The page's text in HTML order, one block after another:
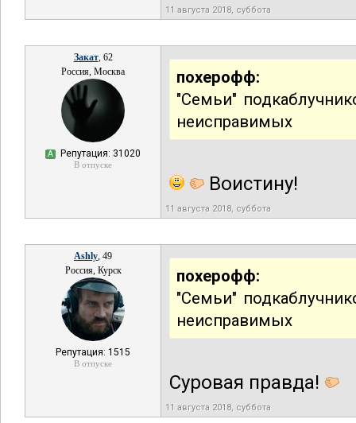
11 августа 2018, суббота
Закат, 62
Россия, Москва
А Репутация: 31020
В отпуске
похерофф:
"Семьи"
неисправимых
Воистину!
11 августа 2018, суббота
Ashly, 49
Россия, Курск
Репутация: 1515
В отпуске
похерофф:
"Семьи"
неисправимых
Суровая правда!
11 августа 2018, суббота